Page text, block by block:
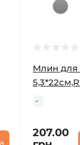
Млин для
207.00